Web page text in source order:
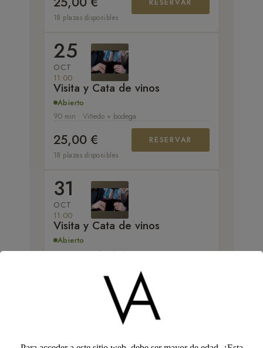
RESERVAR
18 plazas disponibles
25
OCT
11:00
Visita y Cata de vinos
Abierto
90 min · Viñedo + bodega
25,00 € RESERVAR
18 plazas disponibles
31
OCT
11:00
Visita y Cata de vinos
Abierto
90 min · Viñedo + bodega
18 plazas disponibles
NOV